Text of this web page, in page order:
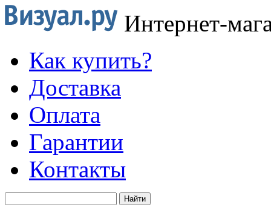
Интернет-
Как купить?
Доставка
Оплата
Гарантии
Контакты